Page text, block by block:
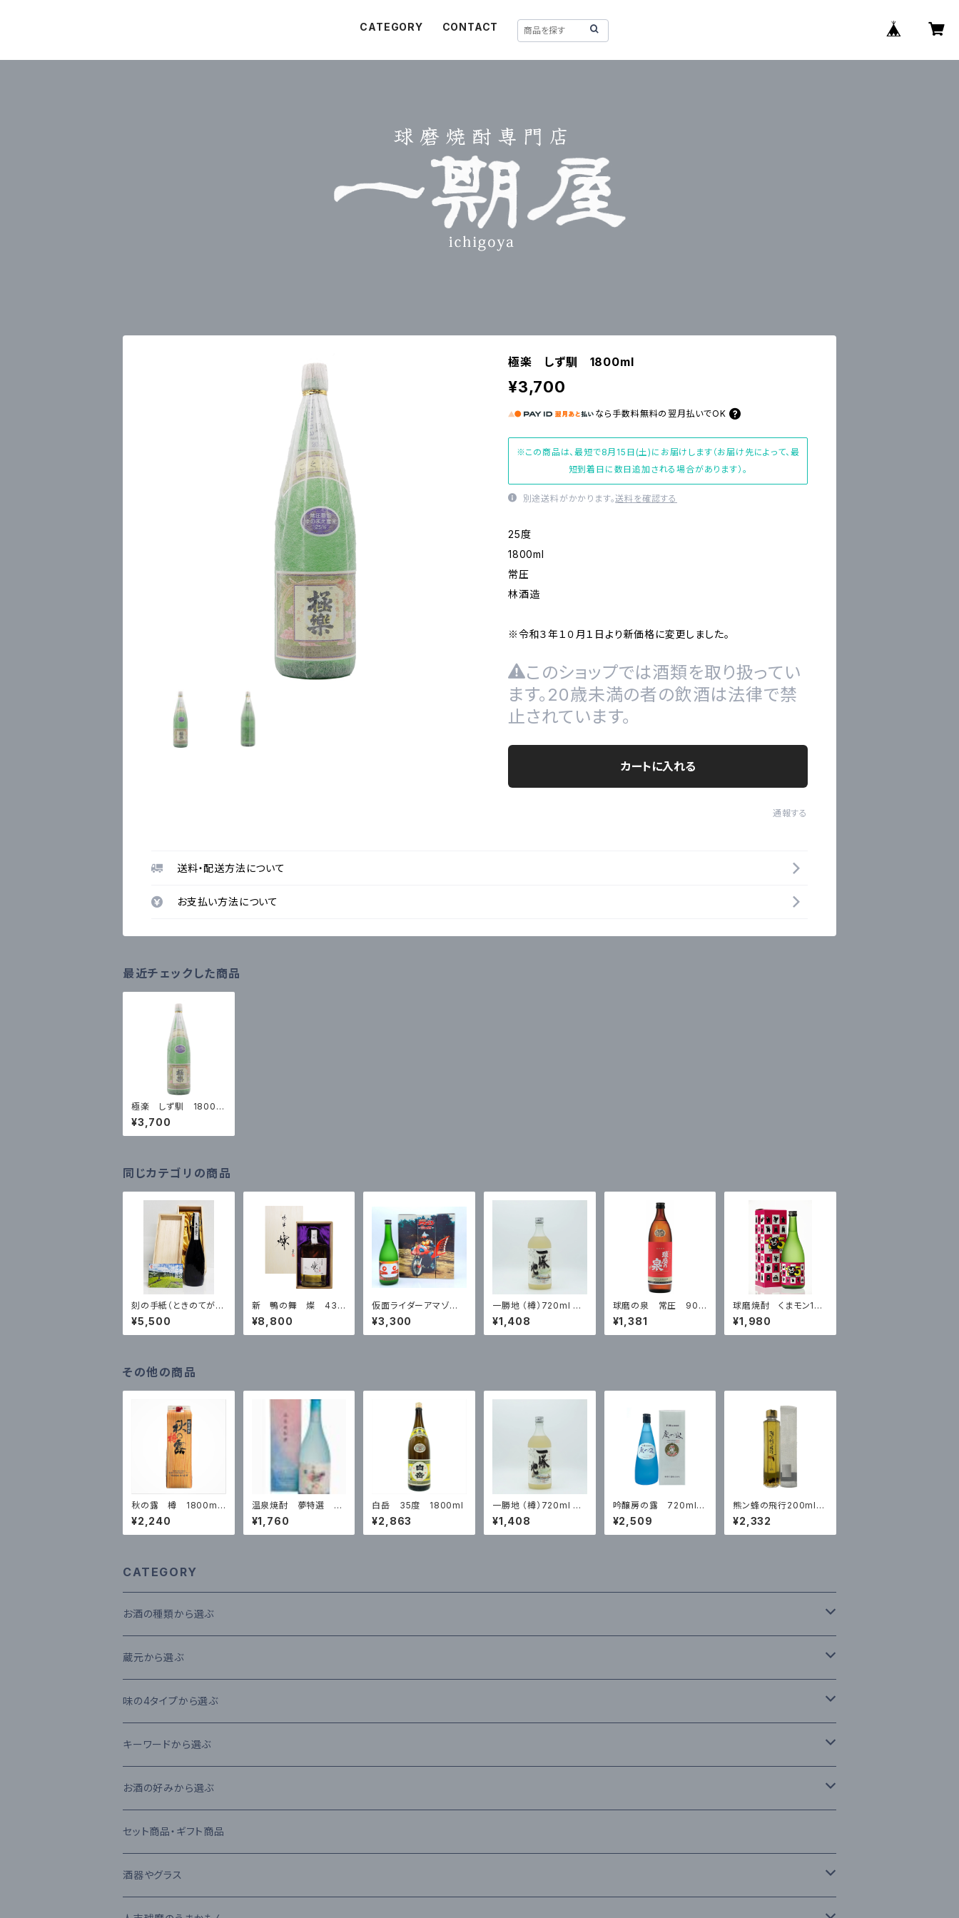
CATEGORY CONTACT
極楽 しず馴 1800ml
¥3,700
なら 手数料無料の 翌月払いでOK
※この商品は、最短で8月15日(土)にお届けします（お届け先によって、最
短到着日に数日追加される場合があります）。
別途送料がかかります。送料を確認する
25度
1800ml
常圧
林酒造
※令和３年１０月１日より新価格に変更しました。
このショップでは酒類を取り扱ってい
ます。20歳未満の者の飲酒は法律で禁
止されています。
カートに入れる
通報する
送料・配送方法について
お支払い方法について
最近チェックした商品
極楽 しず馴 1800m
l¥3,700
同じカテゴリの商品
刻の手紙（ときのてが
み）720ml 28度 ※
数量限定品
¥5,500
新 鴨の舞 燦 43
度 720ml 箱入
¥8,800
仮面ライダーアマゾ
ン 誉の露720ml 箱
入 25度 ※ミニミニ
アクリルスタンド付き
¥3,300
一勝地 （樽）720ml 箱
入
¥1,408
球磨の泉 常圧 900
ml
¥1,381
球磨焼酎 くまモン15
周年ラベル リッチタイ
プ
¥1,980
その他の商品
秋の露 樽 1800ml
パック
¥2,240
温泉焼酎 夢特選 72
0ml 箱入
¥1,760
白岳 35度 1800ml
¥2,863
一勝地 （樽）720ml 箱
入
¥1,408
吟醸房の露 720ml
箱入
¥2,509
熊ン蜂の飛行200ml
箱入
¥2,332
CATEGORY
お酒の種類から選ぶ
本格米焼酎
本格芋焼酎
本格麦焼酎
原酒
リキュール
果実酒
蔵元から選ぶ
大石酒造場
木下醸造所
寿福酒造場
常楽酒造
繊月酒造
味の4タイプから選ぶ
フレーバータイプ
ライトタイプ
リッチタイプ
キャラクタータイプ
キーワードから選ぶ
減圧蒸留法
常圧蒸留法
樽熟成
お酒の好みから選ぶ
日本酒
吟醸酒
セット商品・ギフト商品
酒器やグラス